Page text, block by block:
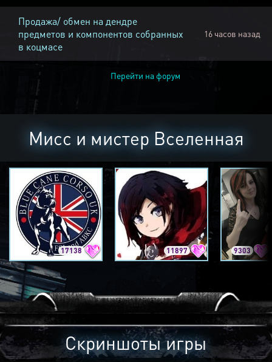
Продажа/ обмен на дендре
предметов и компонентов собранных
в коцмасе
16 часов назад
Перейти на форум
Мисс и мистер Вселенная
17138 11897 9303
Скриншоты игры